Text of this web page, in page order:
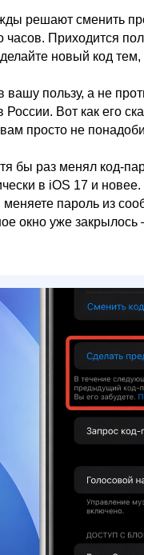
решают сменить
часов. Приходится
новый код
вашу пользу, а не
Вот как его
просто не
бы раз менял код-
в iOS 17 и
пароль из
окно уже